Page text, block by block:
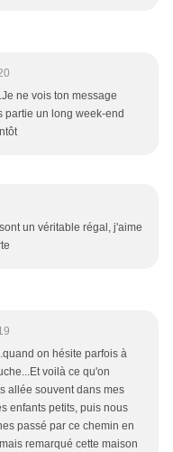
ne vois ton message
partie un long week-end
un véritable régal, j'aime
on hésite parfois à
voilà ce qu'on
allée souvent dans mes
enfants petits, puis nous
passé par ce chemin en
remarqué cette maison